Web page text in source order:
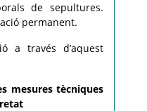
de sepultures.
permanent.
a través d’aquest
mesures tècniques